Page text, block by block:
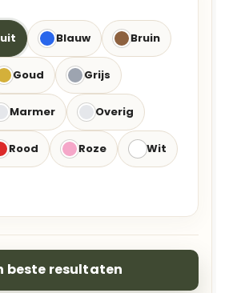
Blauw Bruin
Goud Grijs
Marmer Overig
Rood Roze Wit
beste resultaten